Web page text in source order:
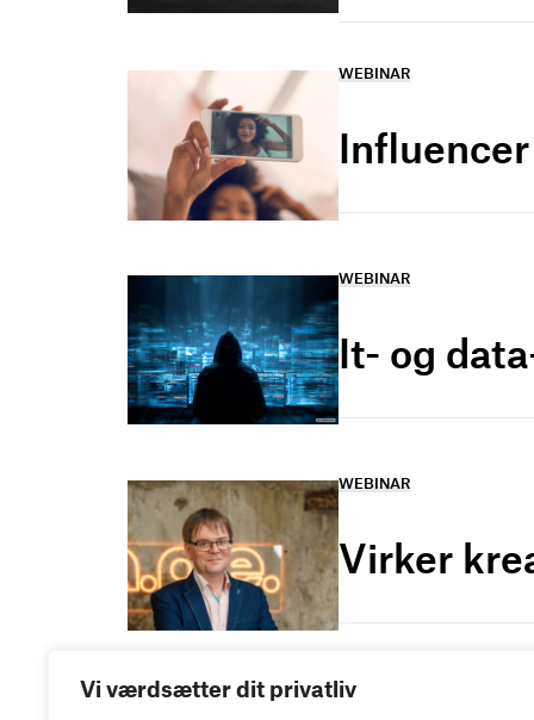
Vi værdsætter dit privatliv
WEBINAR
WEBINAR
It- og
WEBINAR
Virker